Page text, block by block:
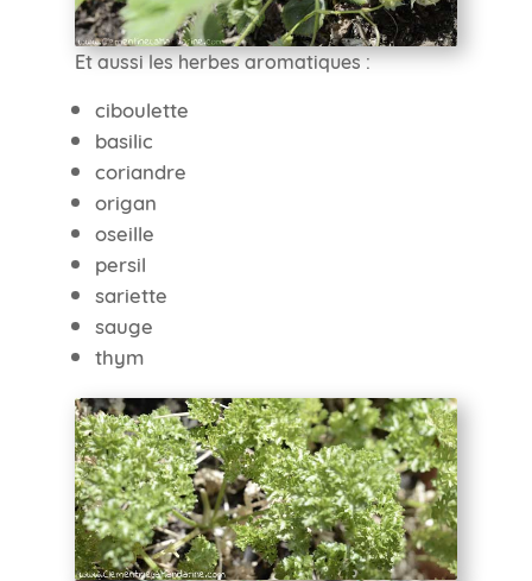
Et aussi les herbes aromatiques :
ciboulette
basilic
coriandre
origan
oseille
persil
sariette
sauge
thym